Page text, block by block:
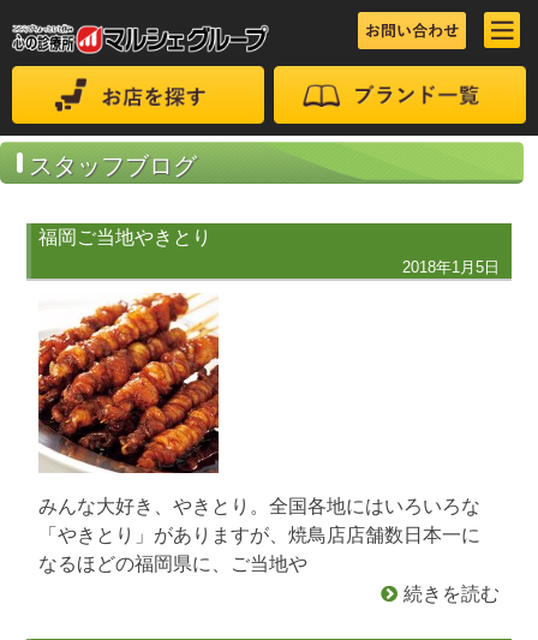
スタッフブログ
福岡ご当地やきとり
2018年1月5日
みんな大好き、やきとり。全国各地にはいろいろな
「やきとり」がありますが、焼鳥店店舗数日本一に
なるほどの福岡県に、ご当地や
続きを読む